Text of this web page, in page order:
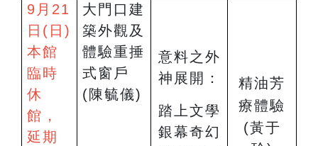
9 月21
日(日)
本館
臨時
休
館，
延期
大門口建
築外觀及
體驗重捶
式窗戶
(陳毓儀)
意料之外
神展開：
踏上文學
銀幕奇幻
精油芳
療體驗
(黃于